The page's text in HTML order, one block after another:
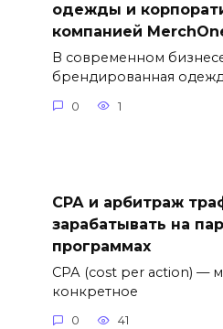
одежды и
компанией
В современном
брендированная
0 1
СРА и арбитраж
зарабатывать на
программах
СРА (cost per action) —
конкретное
0 41